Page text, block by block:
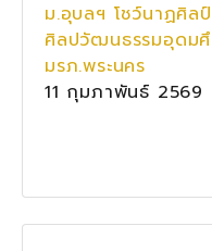
ม.อุบลฯ โชว์นาฏศิล
ศิลปวัฒนธรรมอุดม
มรภ.พระนคร
11 กุมภาพันธ์ 2569